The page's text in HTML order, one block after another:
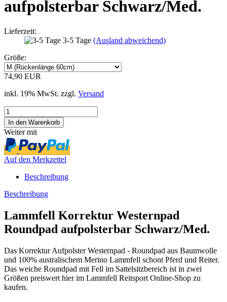
aufpolsterbar Schwarz/Med.
Lieferzeit:
3-5 Tage (Ausland abweichend)
Größe:
74,90 EUR
inkl. 19% MwSt. zzgl. Versand
Weiter mit
Auf den Merkzettel
Beschreibung
Beschreibung
Lammfell Korrektur Westernpad
Roundpad aufpolsterbar Schwarz/Med.
Das Korrektur Aufpolster Westernpad - Roundpad aus Baumwolle
und 100% australischem Merino Lammfell schont Pferd und Reiter.
Das weiche Roundpad mit Fell im Sattelsitzbereich ist in zwei
Größen preiswert hier im Lammfell Reitsport Online-Shop zu
kaufen.